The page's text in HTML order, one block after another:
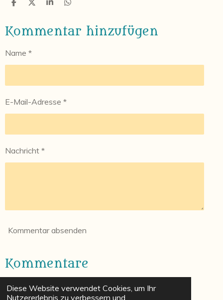
Diese Website verwendet Cookies, um Ihr
Nutzererlebnis zu verbessern und
T
l
e
T
l
e
T
l
e
T
l
e
Kommentar hinzufügen
Name *
E-Mail-Adresse *
Nachricht *
Kommentar absenden
Kommentare
Es gibt noch keine Kommentare.